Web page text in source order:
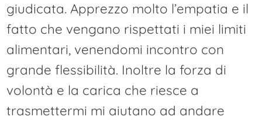
giudicata. Apprezzo molto l’empatia e il
fatto che vengano rispettati i miei limiti
alimentari, venendomi incontro con
grande flessibilità. Inoltre la forza di
volontà e la carica che riesce a
trasmettermi mi aiutano ad andare